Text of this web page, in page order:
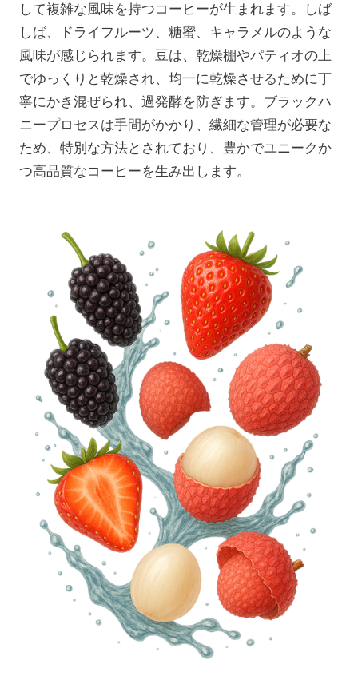
して複雑な風味を持つコーヒーが生まれます。しば
しば、ドライフルーツ、糖蜜、キャラメルのような
風味が感じられます。豆は、乾燥棚やパティオの上
でゆっくりと乾燥され、均一に乾燥させるために丁
寧にかき混ぜられ、過発酵を防ぎます。ブラックハ
ニープロセスは手間がかかり、繊細な管理が必要な
ため、特別な方法とされており、豊かでユニークか
つ高品質なコーヒーを生み出します。